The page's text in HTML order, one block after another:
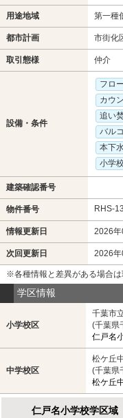
用途地域 第一種
都市計画 市街化
取引態様 仲介
設備・条件
フロ
カウ
追い
バル
本下
小学
建築確認番号
物件番号 RHS-
情報更新日 2026年
次回更新日 2026年
※各種情報と差異がある場合
学区情報
小学校区
千葉市
(千葉県
仁戸名
中学校区
松ケ丘
(千葉県
松ケ丘
仁戸名小学校学区域